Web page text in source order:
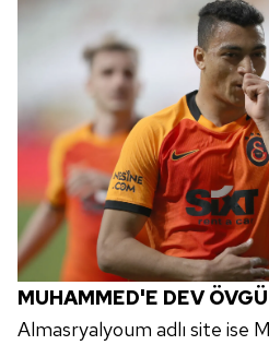
MUHAMMED'E DEV ÖVGÜ
Almasryalyoum adlı site ise